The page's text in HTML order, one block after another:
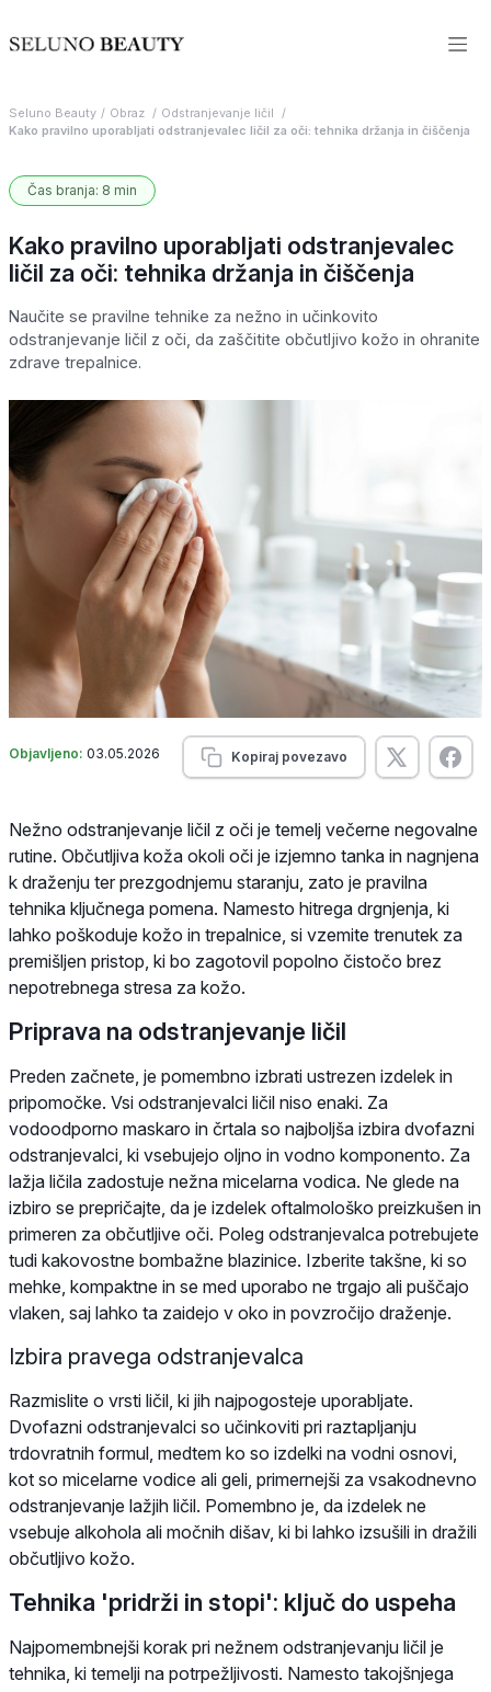
Seluno Beauty Obraz
Odstranjevanje ličil
Kako pravilno uporabljati odstranjevalec ličil za oči: tehnika držanja in čiščenja
Čas branja: 8 min
Kako pravilno uporabljati odstranjevalec
ličil za oči: tehnika držanja in čiščenja
Naučite se pravilne tehnike za nežno in učinkovito
odstranjevanje ličil z oči, da zaščitite občutljivo kožo in ohranite
zdrave trepalnice.
Objavljeno: 03.05.2026 Kopiraj povezavo
Nežno odstranjevanje ličil z oči je temelj večerne negovalne
rutine. Občutljiva koža okoli oči je izjemno tanka in nagnjena
k draženju ter prezgodnjemu staranju, zato je pravilna
tehnika ključnega pomena. Namesto hitrega drgnjenja, ki
lahko poškoduje kožo in trepalnice, si vzemite trenutek za
premišljen pristop, ki bo zagotovil popolno čistočo brez
nepotrebnega stresa za kožo.
Priprava na odstranjevanje ličil
Preden začnete, je pomembno izbrati ustrezen izdelek in
pripomočke. Vsi odstranjevalci ličil niso enaki. Za
vodoodporno maskaro in črtala so najboljša izbira dvofazni
odstranjevalci, ki vsebujejo oljno in vodno komponento. Za
lažja ličila zadostuje nežna micelarna vodica. Ne glede na
izbiro se prepričajte, da je izdelek oftalmološko preizkušen in
primeren za občutljive oči. Poleg odstranjevalca potrebujete
tudi kakovostne bombažne blazinice. Izberite takšne, ki so
mehke, kompaktne in se med uporabo ne trgajo ali puščajo
vlaken, saj lahko ta zaidejo v oko in povzročijo draženje.
Izbira pravega odstranjevalca
Razmislite o vrsti ličil, ki jih najpogosteje uporabljate.
Dvofazni odstranjevalci so učinkoviti pri raztapljanju
trdovratnih formul, medtem ko so izdelki na vodni osnovi,
kot so micelarne vodice ali geli, primernejši za vsakodnevno
odstranjevanje lažjih ličil. Pomembno je, da izdelek ne
vsebuje alkohola ali močnih dišav, ki bi lahko izsušili in dražili
občutljivo kožo.
Tehnika 'pridrži in stopi': ključ do uspeha
Najpomembnejši korak pri nežnem odstranjevanju ličil je
tehnika, ki temelji na potrpežljivosti. Namesto takojšnjega